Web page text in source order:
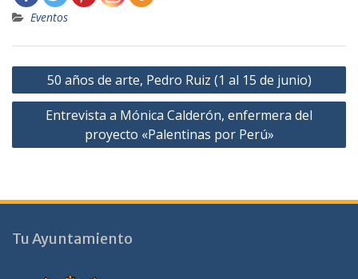
Eventos
Navegación
de
entradas
50 años de arte, Pedro Ruiz (1 al 15 de junio)
Entrevista a Mónica Calderón, enfermera del
proyecto «Palentinas por Perú»
Tu Ayuntamiento